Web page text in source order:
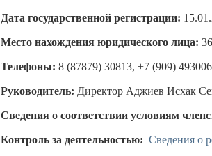
Дата государственной регистрации:
Место нахождения юридического лица:
Телефоны: 8 (87879) 30813, +7 (909)
Руководитель: Директор Аджиев Исхак
Сведения о соответствии условиям
Контроль за деятельностью: Сведения о